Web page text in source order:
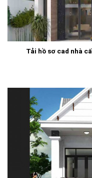
Tải hồ sơ cad nhà